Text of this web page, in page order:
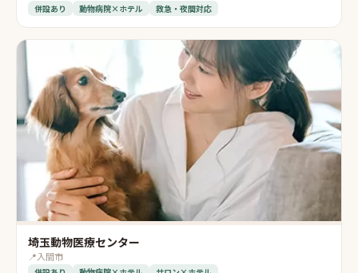
併設あり 動物病院×ホテル 救急・夜間対応
埼玉動物医療センター
📍入間市